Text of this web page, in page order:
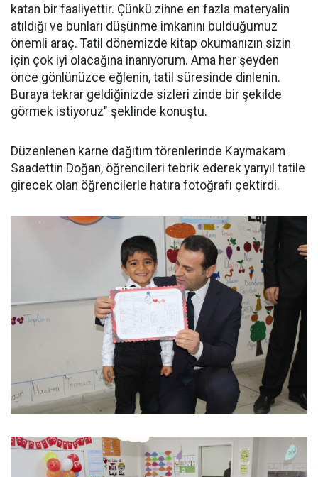
katan bir faaliyettir. Çünkü zihne en fazla materyalin
atıldığı ve bunları düşünme imkanını bulduğumuz
önemli araç. Tatil dönemizde kitap okumanızın sizin
için çok iyi olacağına inanıyorum. Ama her şeyden
önce gönlünüzce eğlenin, tatil süresinde dinlenin.
Buraya tekrar geldiğinizde sizleri zinde bir şekilde
görmek istiyoruz" şeklinde konuştu.
Düzenlenen karne dağıtım törenlerinde Kaymakam
Saadettin Doğan, öğrencileri tebrik ederek yarıyıl tatile
girecek olan öğrencilerle hatıra fotoğrafı çektirdi.